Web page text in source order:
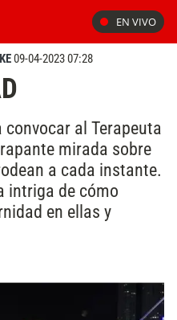
EN VIVO
09-04-2023 07:28
convocar al Terapeuta
mirada sobre
a cada instante.
intriga de cómo
en ellas y